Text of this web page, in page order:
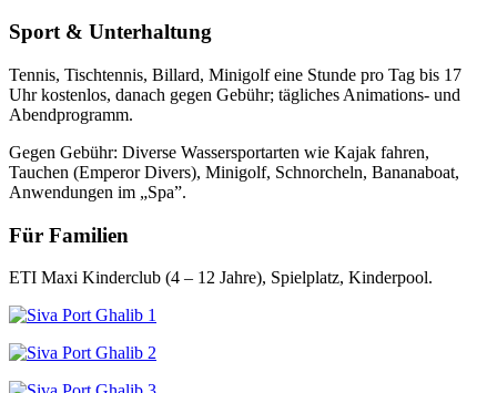
Sport & Unterhaltung
Tennis, Tischtennis, Billard, Minigolf eine Stunde pro Tag bis 17
Uhr kostenlos, danach gegen Gebühr; tägliches Animations- und
Abendprogramm.
Gegen Gebühr: Diverse Wassersportarten wie Kajak fahren,
Tauchen (Emperor Divers), Minigolf, Schnorcheln, Bananaboat,
Anwendungen im „Spa”.
Für Familien
ETI Maxi Kinderclub (4 – 12 Jahre), Spielplatz, Kinderpool.